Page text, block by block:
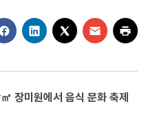
장미원에서 음식 문화 축제